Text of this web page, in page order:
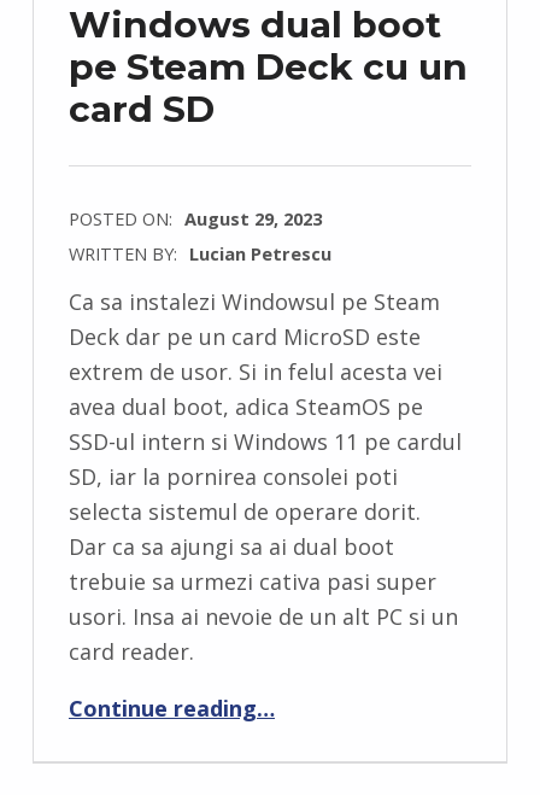
Windows dual boot
pe Steam Deck cu un
card SD
POSTED ON: August 29, 2023
WRITTEN BY: Lucian Petrescu
Ca sa instalezi Windowsul pe Steam
Deck dar pe un card MicroSD este
extrem de usor. Si in felul acesta vei
avea dual boot, adica SteamOS pe
SSD-ul intern si Windows 11 pe cardul
SD, iar la pornirea consolei poti
selecta sistemul de operare dorit.
Dar ca sa ajungi sa ai dual boot
trebuie sa urmezi cativa pasi super
usori. Insa ai nevoie de un alt PC si un
card reader.
Continue reading“Windows dual boot pe Steam Deck cu un card SD”
…